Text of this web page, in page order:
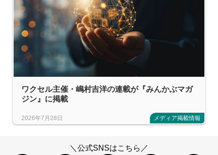
ワクセル主催・嶋村吉洋の連載が『みんかぶマガ
ジン』に掲載
2026年7月28日 メディア掲載情報
＼公式SNSはこちら／